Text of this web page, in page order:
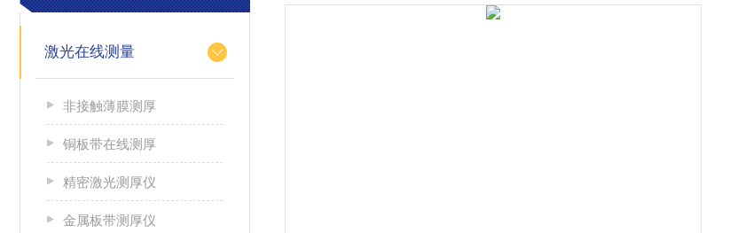
激光在线测量
非接触薄膜测厚
铜板带在线测厚
精密激光测厚仪
金属板带测厚仪